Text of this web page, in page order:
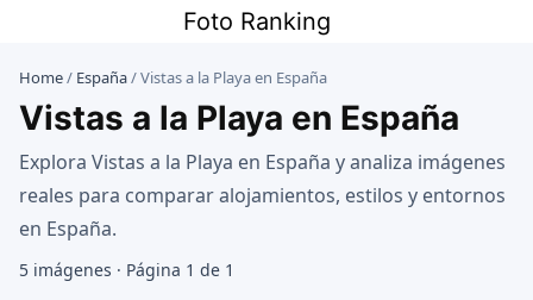
contenido
Foto Ranking
Home/ España/Vistas a la Playa en España
Vistas a la Playa en España
Explora Vistas a la Playa en España y analiza imágenes
reales para comparar alojamientos, estilos y entornos
en España.
5 imágenes · Página 1 de 1